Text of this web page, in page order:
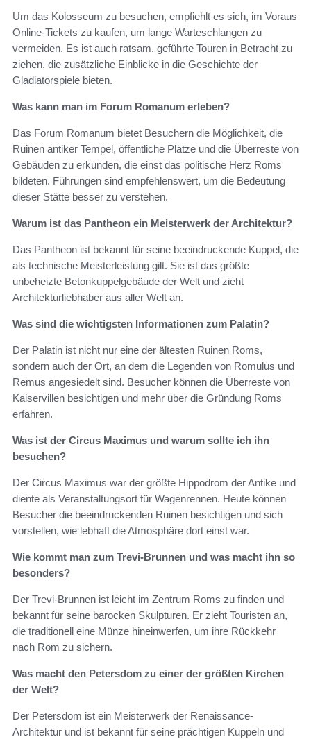
Um das Kolosseum zu besuchen, empfiehlt es sich, im Voraus
Online-Tickets zu kaufen, um lange Warteschlangen zu
vermeiden. Es ist auch ratsam, geführte Touren in Betracht zu
ziehen, die zusätzliche Einblicke in die Geschichte der
Gladiatorspiele bieten.
Was kann man im Forum Romanum erleben?
Das Forum Romanum bietet Besuchern die Möglichkeit, die
Ruinen antiker Tempel, öffentliche Plätze und die Überreste von
Gebäuden zu erkunden, die einst das politische Herz Roms
bildeten. Führungen sind empfehlenswert, um die Bedeutung
dieser Stätte besser zu verstehen.
Warum ist das Pantheon ein Meisterwerk der Architektur?
Das Pantheon ist bekannt für seine beeindruckende Kuppel, die
als technische Meisterleistung gilt. Sie ist das größte
unbeheizte Betonkuppelgebäude der Welt und zieht
Architekturliebhaber aus aller Welt an.
Was sind die wichtigsten Informationen zum Palatin?
Der Palatin ist nicht nur eine der ältesten Ruinen Roms,
sondern auch der Ort, an dem die Legenden von Romulus und
Remus angesiedelt sind. Besucher können die Überreste von
Kaiservillen besichtigen und mehr über die Gründung Roms
erfahren.
Was ist der Circus Maximus und warum sollte ich ihn
besuchen?
Der Circus Maximus war der größte Hippodrom der Antike und
diente als Veranstaltungsort für Wagenrennen. Heute können
Besucher die beeindruckenden Ruinen besichtigen und sich
vorstellen, wie lebhaft die Atmosphäre dort einst war.
Wie kommt man zum Trevi-Brunnen und was macht ihn so
besonders?
Der Trevi-Brunnen ist leicht im Zentrum Roms zu finden und
bekannt für seine barocken Skulpturen. Er zieht Touristen an,
die traditionell eine Münze hineinwerfen, um ihre Rückkehr
nach Rom zu sichern.
Was macht den Petersdom zu einer der größten Kirchen
der Welt?
Der Petersdom ist ein Meisterwerk der Renaissance-
Architektur und ist bekannt für seine prächtigen Kuppeln und